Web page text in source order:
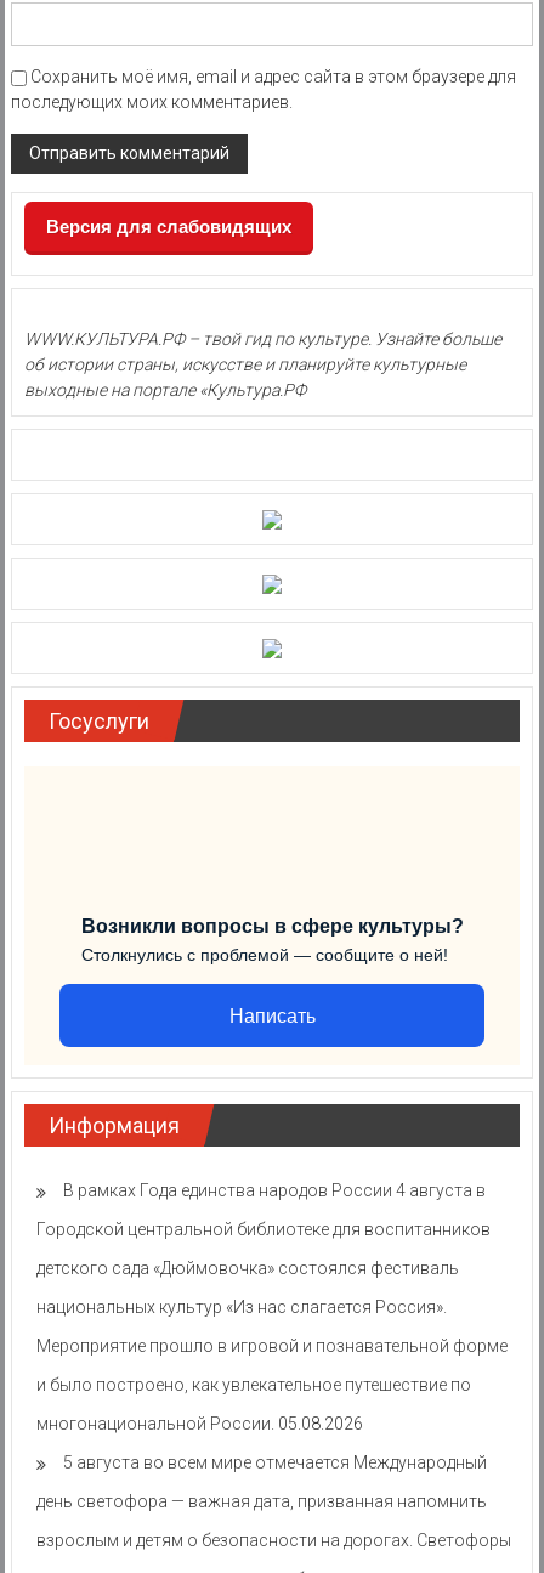
Сохранить моё имя, email и адрес сайта в этом браузере для
последующих моих комментариев.
Версия для слабовидящих
WWW.КУЛЬТУРА.РФ – твой гид по культуре. Узнайте больше
об истории страны, искусстве и планируйте культурные
выходные на портале «Культура.РФ
Госуслуги
Возникли вопросы в сфере культуры?
Столкнулись с проблемой — сообщите о ней!
Написать
Информация
В рамках Года единства народов России 4 августа в
Городской центральной библиотеке для воспитанников
детского сада «Дюймовочка» состоялся фестиваль
национальных культур «Из нас слагается Россия».
Мероприятие прошло в игровой и познавательной форме
и было построено, как увлекательное путешествие по
многонациональной России. 05.08.2026
5 августа во всем мире отмечается Международный
день светофора — важная дата, призванная напомнить
взрослым и детям о безопасности на дорогах. Светофоры